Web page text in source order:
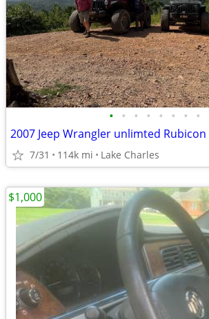
• • • • • • • •
7/31 114k mi Lake Charles
$1,000